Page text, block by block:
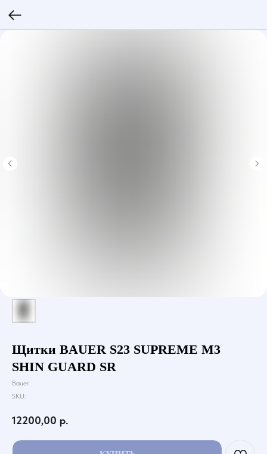
Щитки BAUER S23 SUPREME M3
SHIN GUARD SR
Bauer
SKU:
12200,00 р.